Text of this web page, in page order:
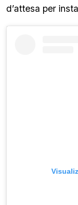
d’attesa per